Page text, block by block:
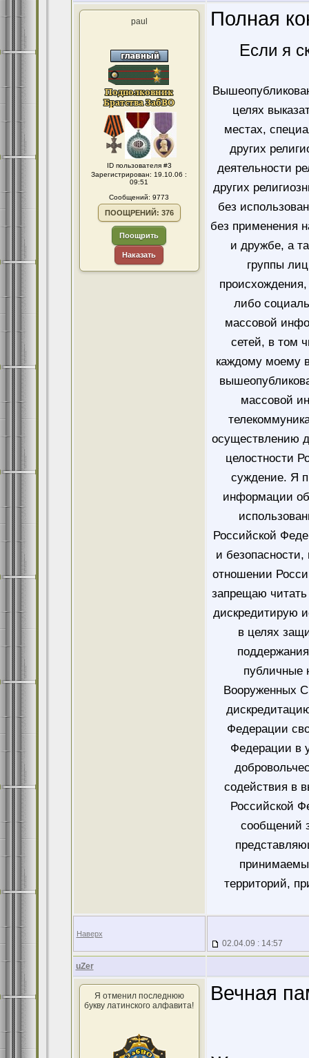
paul
ID пользователя #3
Зарегистрирован: 19.10.06 :
09:51
Сообщений: 9773
ПООЩРЕНИЙ: 376
Поощрить
Наказать
Полная
Если я
целях
местах,
других
деятельности
других
без
без применения
и дружбе, а
группы
либо
массовой
сетей, в том
каждому моему
массовой
осуществлению
целостности
суждение. Я
информации
Российской
и безопасности,
отношении
запрещаю читать
дискредитирую
в целях
публичные
Вооруженных
Федерации
Федерации в
содействия в
Российской
сообщений
территорий,
Наверх
02.04.09 : 14:57
uZer
Я отменил последнюю
букву латинского алфавита!
Вечная